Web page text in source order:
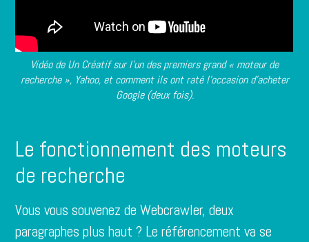
Vidéo de Un Créatif sur l’un des premiers grand « moteur de
recherche », Yahoo, et comment ils ont raté l’occasion d’acheter
Google (deux fois).
Le fonctionnement des moteurs
de recherche
Vous vous souvenez de Webcrawler, deux
paragraphes plus haut ? Le référencement va se